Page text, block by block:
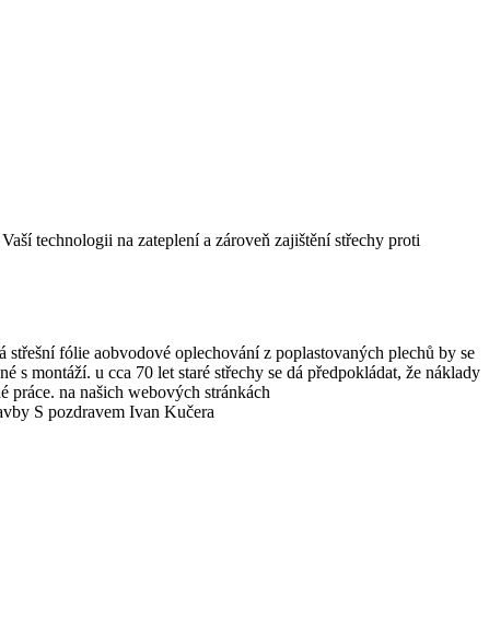
technologii na zateplení a zároveň zajištění střechy proti
fólie aobvodové oplechování z poplastovaných plechů by se
montáží. u cca 70 let staré střechy se dá předpokládat, že náklady
práce. na našich webových stránkách
S pozdravem Ivan Kučera